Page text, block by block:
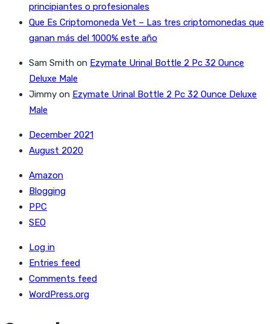
principiantes o profesionales
Que Es Criptomoneda Vet – Las tres criptomonedas que
ganan más del 1000% este año
Sam Smith on Ezymate Urinal Bottle 2 Pc 32 Ounce
Deluxe Male
Jimmy on Ezymate Urinal Bottle 2 Pc 32 Ounce Deluxe
Male
December 2021
August 2020
Amazon
Blogging
PPC
SEO
Log in
Entries feed
Comments feed
WordPress.org